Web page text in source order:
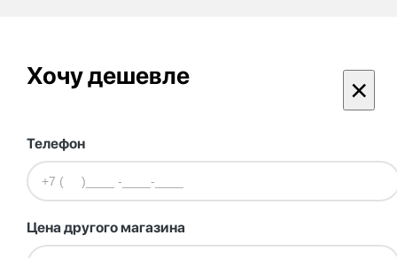
Хочу дешевле ×
Телефон
Цена другого магазина